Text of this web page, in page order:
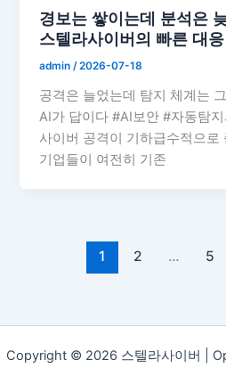
경보는 쌓이는데 분석은
스텔라사이버의 빠른 대응
admin /2026-07-18
공격은 늘었는데 탐지 체계는
AI가 답이다 #AI보안 #자동탐
사이버 공격이 기하급수적으로
기업들이 여전히 기존
1 2 … 5
Copyright © 2026 스텔라사이버 |